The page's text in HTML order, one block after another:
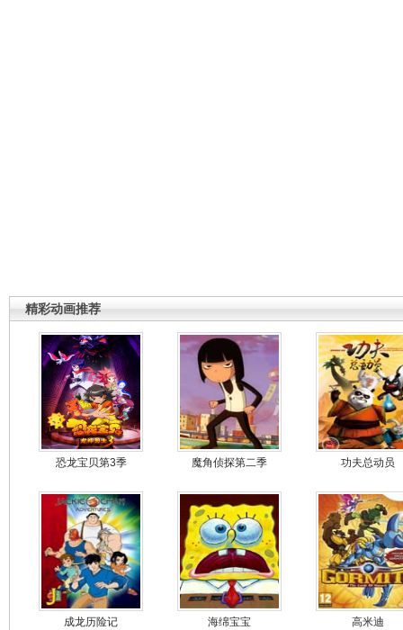
精彩动画推荐
恐龙宝贝第3季 魔角侦探第二季 功夫总动员
成龙历险记 海绵宝宝 高米迪